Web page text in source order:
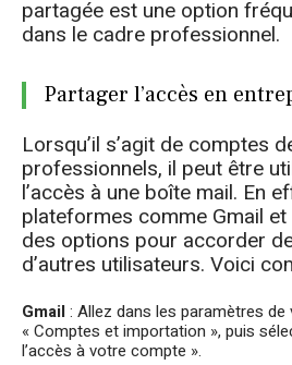
partagée est une option
dans le cadre professionnel.
Partager l’accès en
Lorsqu’il s’agit de comptes
professionnels, il peut être
l’accès à une boîte mail. En
plateformes comme Gmail
des options pour accorder
d’autres utilisateurs. Voici
Gmail: Allez dans les paramètres
« Comptes et importation », puis
l’accès à votre compte ».